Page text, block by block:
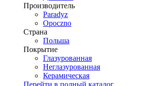
Производитель
Paradyz
Opoczno
Страна
Польша
Покрытие
Глазурованная
Неглазурованная
Керамическая
Перейти в полный каталог